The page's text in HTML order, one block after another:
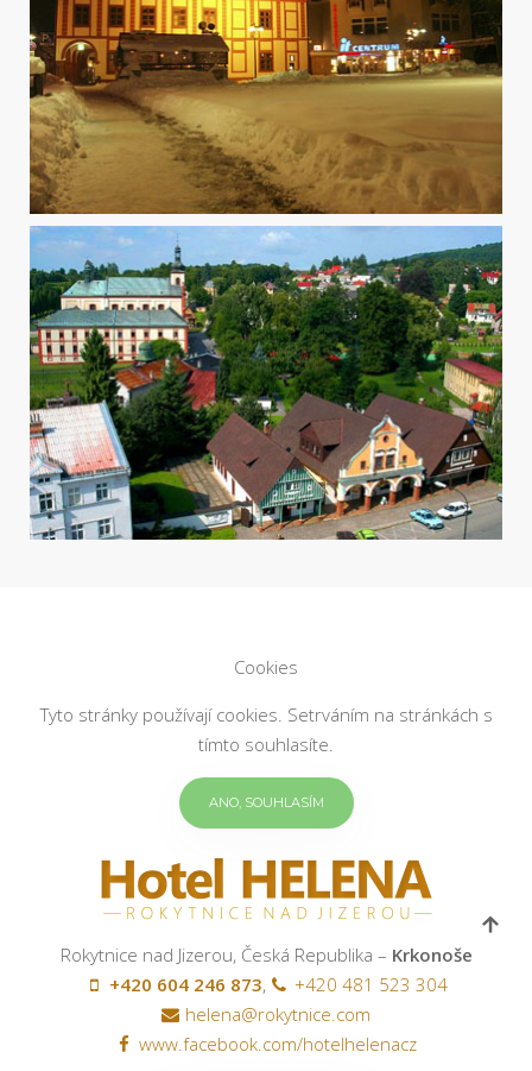
Cookies
Tyto stránky používají cookies. Setrváním na stránkách s
tímto souhlasíte.
ANO, SOUHLASÍM
Rokytnice nad Jizerou, Česká Republika – Krkonoše
+420 604 246 873,
+420 481 523 304
helena@rokytnice.com
www.facebook.com/hotelhelenacz